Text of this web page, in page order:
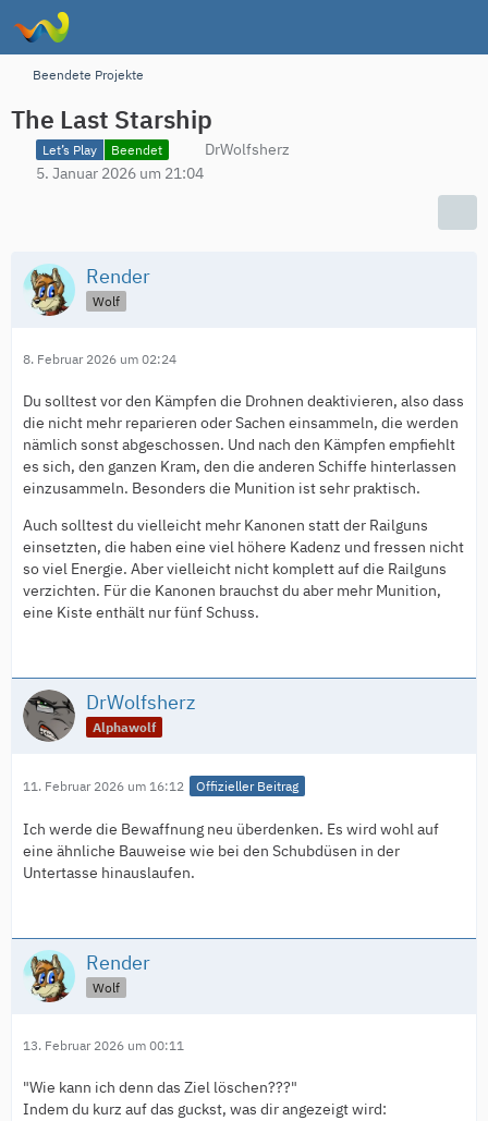
Beendete Projekte
The Last Starship
Let’s Play Beendet
DrWolfsherz
5. Januar 2026 um 21:04
Render
Wolf
8. Februar 2026 um 02:24
Du solltest vor den Kämpfen die Drohnen deaktivieren, also dass
die nicht mehr reparieren oder Sachen einsammeln, die werden
nämlich sonst abgeschossen. Und nach den Kämpfen empfiehlt
es sich, den ganzen Kram, den die anderen Schiffe hinterlassen
einzusammeln. Besonders die Munition ist sehr praktisch.
Auch solltest du vielleicht mehr Kanonen statt der Railguns
einsetzten, die haben eine viel höhere Kadenz und fressen nicht
so viel Energie. Aber vielleicht nicht komplett auf die Railguns
verzichten. Für die Kanonen brauchst du aber mehr Munition,
eine Kiste enthält nur fünf Schuss.
DrWolfsherz
Alphawolf
11. Februar 2026 um 16:12 Offizieller Beitrag
Ich werde die Bewaffnung neu überdenken. Es wird wohl auf
eine ähnliche Bauweise wie bei den Schubdüsen in der
Untertasse hinauslaufen.
Render
Wolf
13. Februar 2026 um 00:11
"Wie kann ich denn das Ziel löschen???"
Indem du kurz auf das guckst, was dir angezeigt wird: